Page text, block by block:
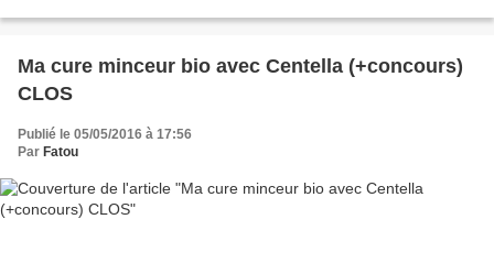
Ma cure minceur bio avec Centella (+concours)
CLOS
Publié le 05/05/2016 à 17:56
Par Fatou